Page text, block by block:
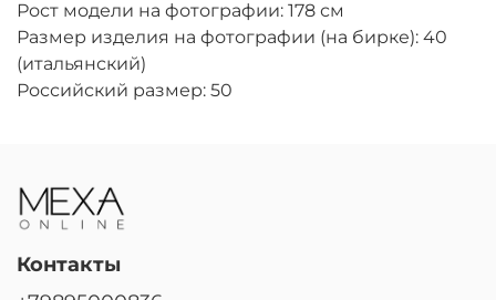
Рост модели на фотографии: 178 см
Размер изделия на фотографии (на бирке): 40
(итальянский)
Российский размер: 50
Контакты